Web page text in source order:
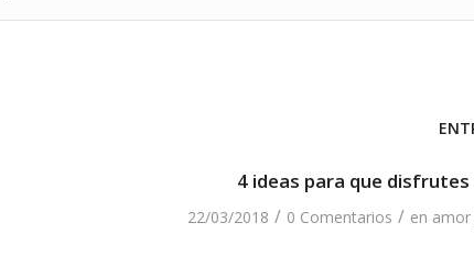
4 ideas para que
22/03/2018 / 0 Comentarios / en amor